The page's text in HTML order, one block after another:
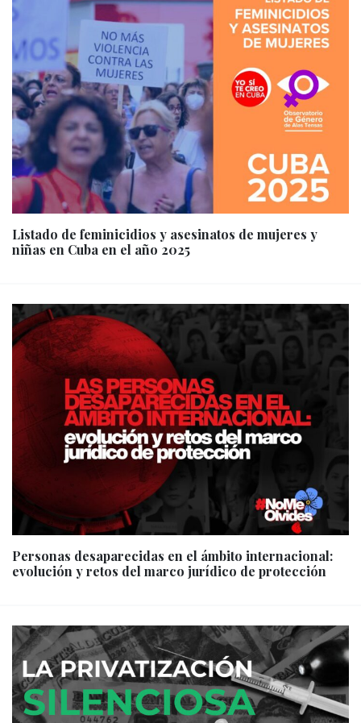
Listado de feminicidios y asesinatos de mujeres y
niñas en Cuba en el año 2025
Personas desaparecidas en el ámbito internacional:
evolución y retos del marco jurídico de protección